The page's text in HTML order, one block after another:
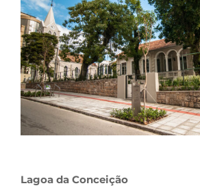
Lagoa da Conceição